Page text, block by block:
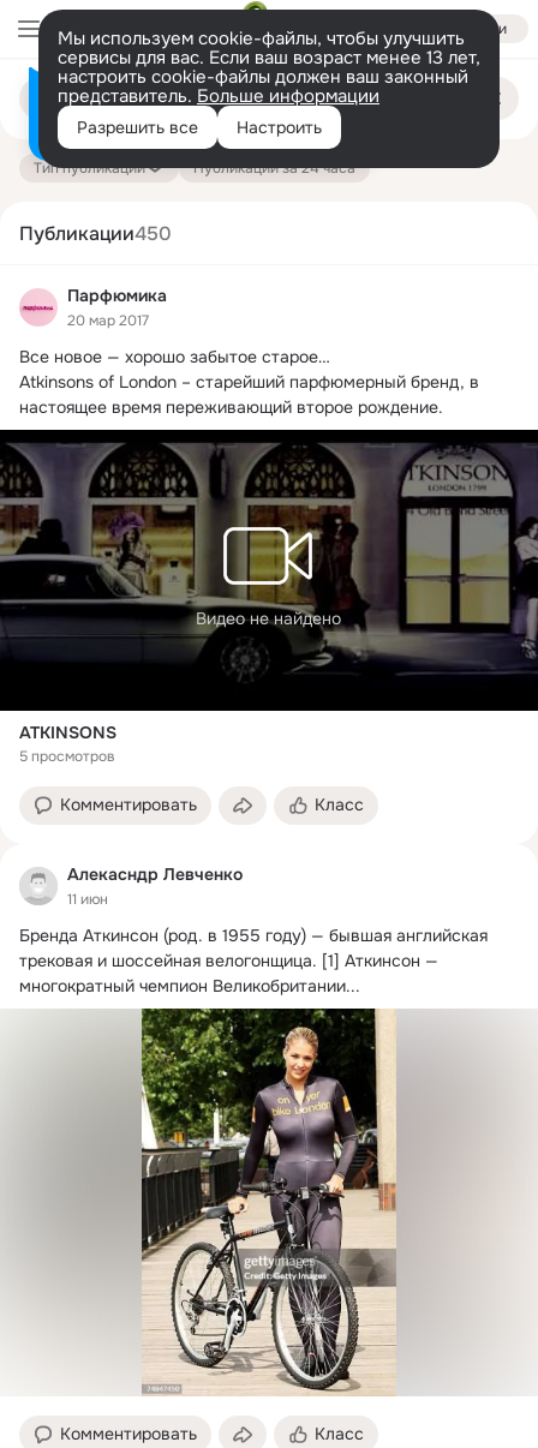
Войти
Мы используем cookie-файлы, чтобы улучшить
сервисы для вас. Если ваш возраст менее 13 лет,
настроить cookie-файлы должен ваш законный
представитель. Больше информации
Разрешить все Настроить
Поиск
публикациям
Тип публикации Публикации за 24 часа
Публикации450
Парфюмика
20 мар 2017
Все новое — хорошо забытое старое…
Atkinsons of London – старейший парфюмерный бренд, в
настоящее время переживающий второе рождение.
Видео не найдено
ATKINSONS
5 просмотров
Комментировать Класс
Алекасндр Левченко
11 июн
Бренда Аткинсон (род. в 1955 году) — бывшая английская
трековая и шоссейная велогонщица. [1] Аткинсон —
многократный чемпион Великобритании...
Комментировать Класс
Информация о контенте
на платформе — здесь